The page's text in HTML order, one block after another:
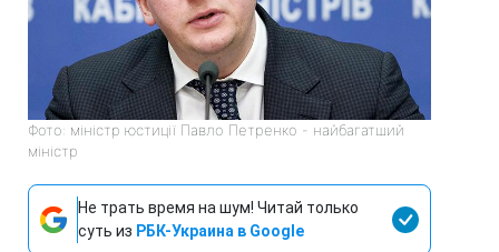
Фото: міністр юстиції Павло Петренко - найбагатший
міністр
Не трать время на шум! Читай только
суть из РБК-Украина в Google